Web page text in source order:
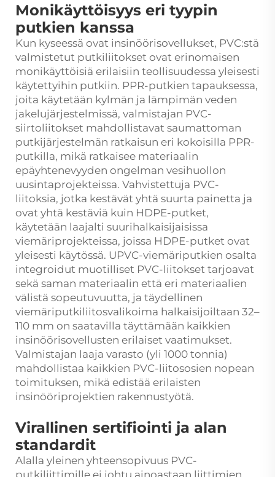
Monikäyttöisyys eri tyypin
putkien kanssa
Kun kyseessä ovat insinöörisovellukset, PVC:stä
valmistetut putkiliitokset ovat erinomaisen
monikäyttöisiä erilaisiin teollisuudessa yleisesti
käytettyihin putkiin. PPR-putkien tapauksessa,
joita käytetään kylmän ja lämpimän veden
jakelujärjestelmissä, valmistajan PVC-
siirtoliitokset mahdollistavat saumattoman
putkijärjestelmän ratkaisun eri kokoisilla PPR-
putkilla, mikä ratkaisee materiaalin
epäyhtenevyyden ongelman vesihuollon
uusintaprojekteissa. Vahvistettuja PVC-
liitoksia, jotka kestävät yhtä suurta painetta ja
ovat yhtä kestäviä kuin HDPE-putket,
käytetään laajalti suurihalkaisijaisissa
viemäriprojekteissa, joissa HDPE-putket ovat
yleisesti käytössä. UPVC-viemäriputkien osalta
integroidut muotilliset PVC-liitokset tarjoavat
sekä saman materiaalin että eri materiaalien
välistä sopeutuvuutta, ja täydellinen
viemäriputkiliitosvalikoima halkaisijoiltaan 32–
110 mm on saatavilla täyttämään kaikkien
insinöörisovellusten erilaiset vaatimukset.
Valmistajan laaja varasto (yli 1000 tonnia)
mahdollistaa kaikkien PVC-liitososien nopean
toimituksen, mikä edistää erilaisten
insinööriprojektien rakennustyötä.
Virallinen sertifiointi ja alan
standardit
Alalla yleinen yhteensopivuus PVC-
putkiliittimille ei johtu ainoastaan liittimien